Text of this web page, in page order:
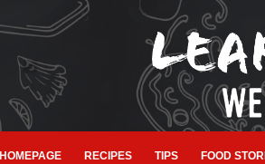
HOMEPAGE RECIPES TIPS FOOD